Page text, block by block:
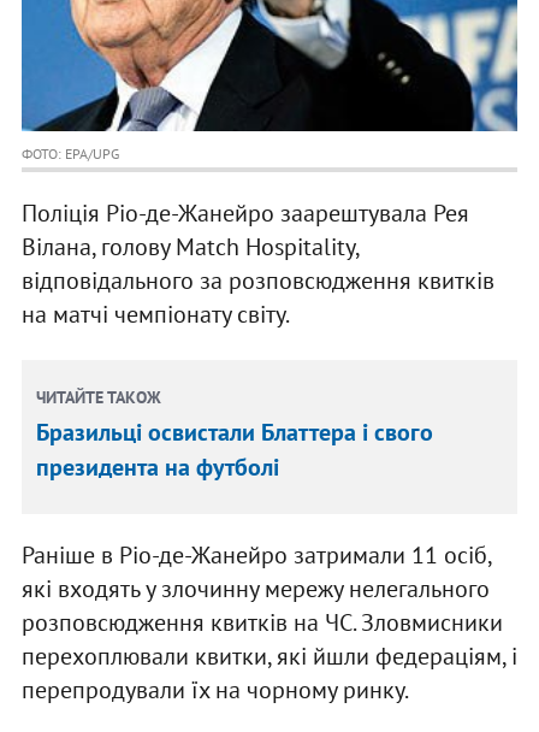
ФОТО: EPA/UPG
Поліція Ріо-де-Жанейро заарештувала Рея
Вілана, голову Match Hospitality,
відповідального за розповсюдження квитків
на матчі чемпіонату світу.
ЧИТАЙТЕ ТАКОЖ
Бразильці освистали Блаттера і свого
президента на футболі
Раніше в Ріо-де-Жанейро затримали 11 осіб,
які входять у злочинну мережу нелегального
розповсюдження квитків на ЧС. Зловмисники
перехоплювали квитки, які йшли федераціям, і
перепродували їх на чорному ринку.